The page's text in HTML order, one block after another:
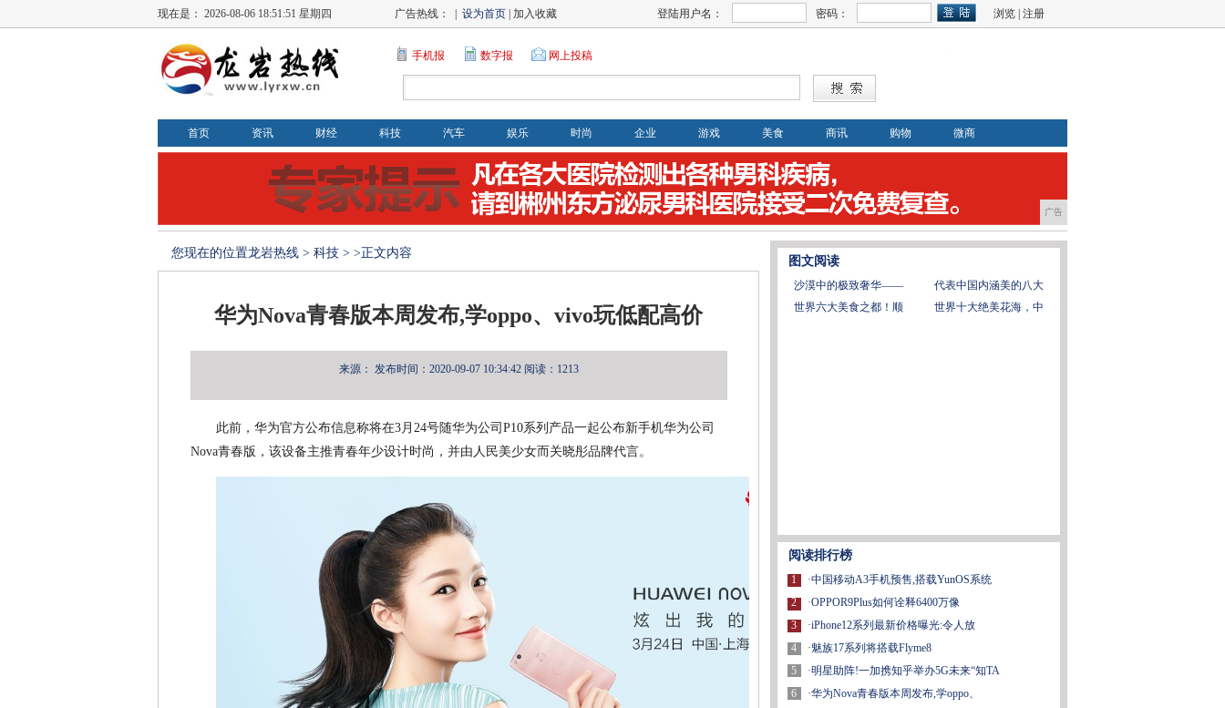
现在是： 2026-08-06 18:51:52 星期四 广告热线： | 设为首页 | 加入收藏 登陆用户名： 密码： 浏览 注册
手机报 数字报 网上投稿
首页 资讯 财经 科技 汽车 娱乐 时尚 企业 游戏 美食 商讯 购物 微商
广告
您现在的位置龙岩热线 > 科技 > >正文内容
华为Nova青春版本周发布,学oppo、vivo玩低配高价
来源： 发布时间：2020-09-07 10:34:42 阅读：1213
此前，华为官方公布信息称将在3月24号随华为公司P10系列产品一起公布新手机华为公司
Nova青春版，该设备主推青春年少设计时尚，并由人民美少女而关晓彤品牌代言。
图文阅读
沙漠中的极致奢华——
代表中国内涵美的八大
世界六大美食之都！顺
世界十大绝美花海，中
阅读排行榜
1
2
3
4
5
6
·中国移动A3手机预售,搭载YunOS系统
·OPPOR9Plus如何诠释6400万像
·iPhone12系列最新价格曝光:令人放
·魅族17系列将搭载Flyme8
·明星助阵!一加携知乎举办5G未来“知TA
·华为Nova青春版本周发布,学oppo、